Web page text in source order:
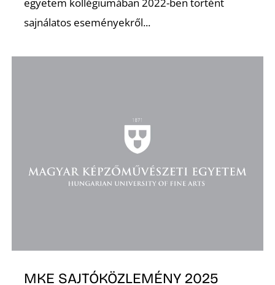
egyetem kollégiumában 2022-ben történt
sajnálatos eseményekről...
MKE SAJTÓKÖZLEMÉNY 2025